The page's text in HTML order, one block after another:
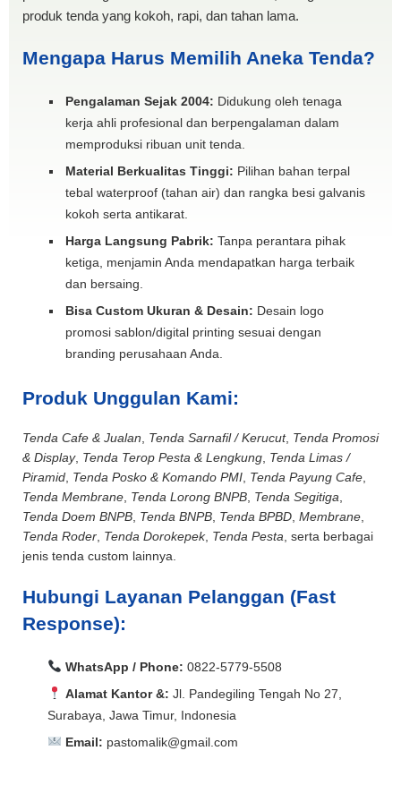
produk tenda yang kokoh, rapi, dan tahan lama.
Mengapa Harus Memilih Aneka Tenda?
Pengalaman Sejak 2004: Didukung oleh tenaga
kerja ahli profesional dan berpengalaman dalam
memproduksi ribuan unit tenda.
Material Berkualitas Tinggi: Pilihan bahan terpal
tebal waterproof (tahan air) dan rangka besi galvanis
kokoh serta antikarat.
Harga Langsung Pabrik: Tanpa perantara pihak
ketiga, menjamin Anda mendapatkan harga terbaik
dan bersaing.
Bisa Custom Ukuran & Desain: Desain logo
promosi sablon/digital printing sesuai dengan
branding perusahaan Anda.
Produk Unggulan Kami:
Tenda Cafe & Jualan Tenda Sarnafil / Kerucut, Tenda Promosi
& Display, Tenda Terop Pesta & Lengkung Tenda Limas /
Piramid Tenda Posko & Komando PMI Tenda Payung Cafe
Tenda Membrane Tenda Lorong BNPB Tenda Segitiga
Tenda Doem BNPB Tenda BNPB Tenda BPBD Membrane
Tenda Roder Tenda Dorokepek, Tenda Pesta , serta berbagai
jenis tenda custom lainnya.
Hubungi Layanan Pelanggan (Fast
Response):
WhatsApp / Phone: 0822-5779-5508
Alamat Kantor &: Jl. Pandegiling Tengah No 27,
Surabaya, Jawa Timur, Indonesia
Email: pastomalik@gmail.com